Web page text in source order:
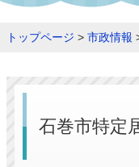
トップページ > 市政情報
石巻市特定